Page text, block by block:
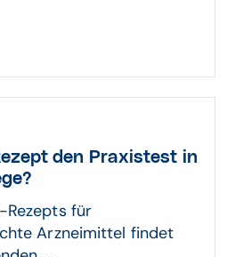
den Praxis­test in
Rezepts für
Arzneimittel findet